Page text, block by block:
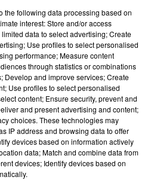
compte-tenu du refus du
vous avez exprimé. Si vous
merci de nous donner votre
sur le bouton ci-dessous.
l'élément
deTrolls 2, produite par Justin
"Don't Slack", Anderson .Paak
dans le quotidien de
Une vidéo "anti morosité"
actuel !
the following data processing based on
interest: Store and/or access
data to select advertising; Create
Use profiles to select personalised
performance; Measure content
through statistics or combinations
Develop and improve services; Create
Use profiles to select personalised
content; Ensure security, prevent and
and present advertising and content;
choices. These technologies may
IP address and browsing data to offer
devices based on information actively
data; Match and combine data from
devices; Identify devices based on